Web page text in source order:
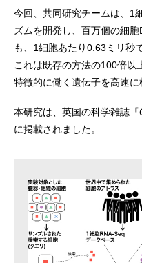
今回、共同研究チームは、1
ズムを開発し、百万個の細
も、1細胞あたり0.63ミリ秒
これは既存の方法の100倍以
特徴的に働く遺伝子を高速に
本研究は、英国の科学雑誌『
に掲載されました。